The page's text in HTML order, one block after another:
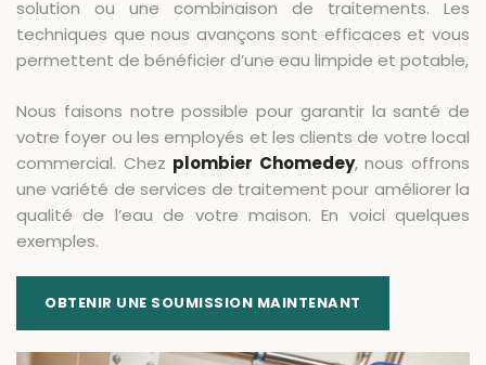
solution ou une combinaison de traitements. Les
techniques que nous avançons sont efficaces et vous
permettent de bénéficier d’une eau limpide et potable,
Nous faisons notre possible pour garantir la santé de
votre foyer ou les employés et les clients de votre local
commercial. Chez plombier Chomedey, nous offrons
une variété de services de traitement pour améliorer la
qualité de l’eau de votre maison. En voici quelques
exemples.
OBTENIR UNE SOUMISSION MAINTENANT